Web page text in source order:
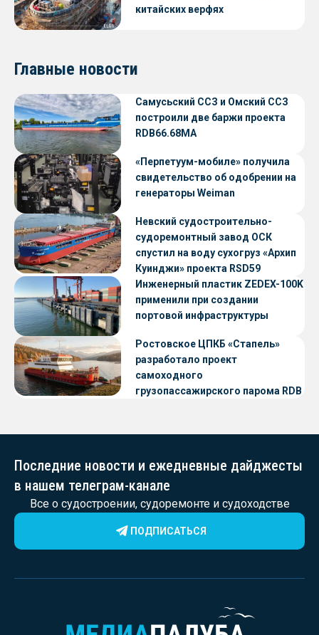
китайских верфях
Главные новости
Самусьский ССЗ и Омский ССЗ
построили две баржи проекта
RDB66.68МА
«Перпетуум-мобиле» получила
свидетельство об одобрении на
генераторы Weiman
Невский судостроительно-
судоремонтный завод ОСК
спустил на воду сухогруз «Архип
Куинджи» проекта RSD59
Инженерный пластик ZEDEX-100K
применили при создании
портовой инфраструктуры
Ростовское ЦПКБ «Стапель»
разработало проект
самоходного
грузопассажирского парома RDB
Последние новости и ежедневные дайджесты
в нашем телеграм-канале
Все о судостроении, судоремонте и судоходстве
ПОДПИСАТЬСЯ